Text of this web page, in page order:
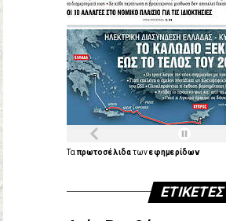
Ταπρωτοσέλιδατωνεφημερίδων
ΕΤΙΚΈΤΕΣ